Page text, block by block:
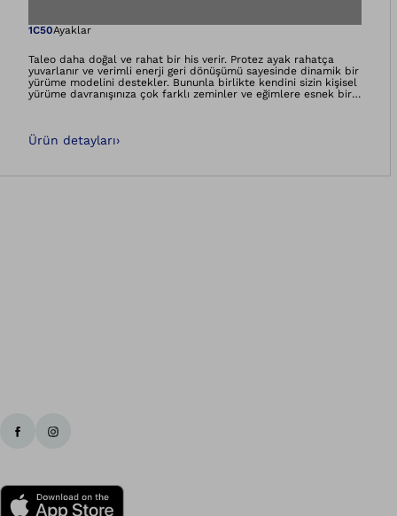
Resmi galeri
1C50Ayaklar
Taleo daha doğal ve rahat bir his verir. Protez ayak rahatça
yuvarlanır ve verimli enerji geri dönüşümü sayesinde dinamik bir
yürüme modelini destekler. Bununla birlikte kendini sizin kişisel
yürüme davranışınıza çok farklı zeminler ve eğimlere esnek bir
ve sizi aktiviteleriniz sırasında rahatsız etmesini önler.
Ürün detayları›